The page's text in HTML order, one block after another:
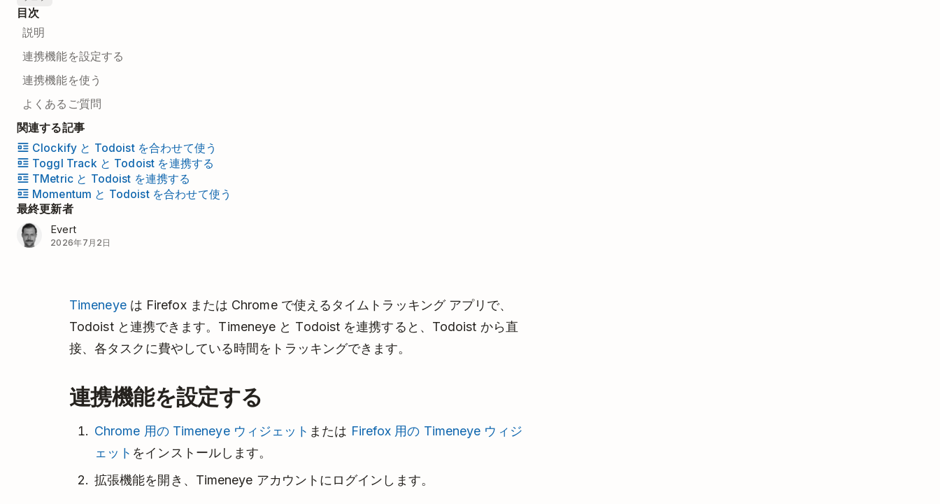
目次
説明
連携機能を設定する
連携機能を使う
よくあるご質問
関連する記事
Clockify と Todoist を合わせて使う
Toggl Track と Todoist を連携する
TMetric と Todoist を連携する
Momentum と Todoist を合わせて使う
最終更新者
Evert
2026年7月2日
Timeneye は Firefox または Chrome で使えるタイムトラッキング アプリで、
Todoist と連携できます。 Timeneye と Todoist を連携すると、Todoist から直
接、各タスクに費やしている時間をトラッキングできます。
連携機能を設定する
Chrome 用の Timeneye ウィジェット または Firefox 用の Timeneye ウィジ
ェット をインストールします。
拡張機能を開き、Timeneye アカウントにログインします。